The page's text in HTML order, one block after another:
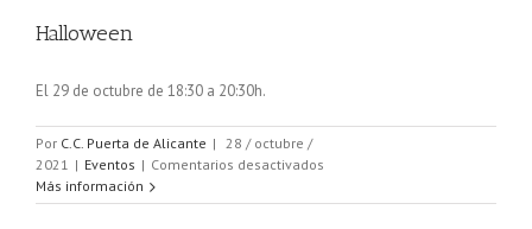
Halloween
El 29 de octubre de 18:30 a 20:30h.
Por C.C. Puerta de Alicante | 28 / octubre /
2021 | Eventos | Comentarios desactivados
Más información